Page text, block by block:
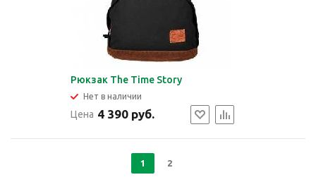
Рюкзак The Time Story
Нет в наличии
Цена 4 390 руб.
1 2